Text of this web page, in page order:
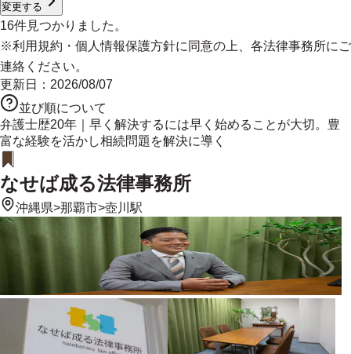
変更する
16件見つかりました。
※利用規約 ・ 個人情報保護方針に同意の上、各法律事務所にご
連絡ください。
更新日： 2026/08/07
並び順について
弁護士歴20年｜早く解決するには早く始めることが大切。豊
富な経験を活かし相続問題を解決に導く
なせば成る法律事務所
沖縄県>那覇市>壺川駅